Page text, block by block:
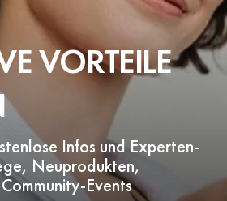
VORTEILE
Infos und Experten-
Neuprodukten,
Events